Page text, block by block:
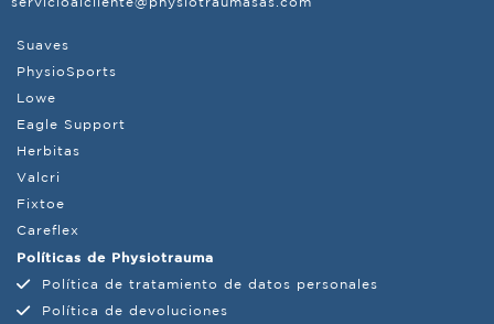
Suaves
PhysioSports
Lowe
Eagle Support
Herbitas
Valcri
Fixtoe
Careflex
Políticas de Physiotrauma
Política de tratamiento de datos personales
Política de devoluciones